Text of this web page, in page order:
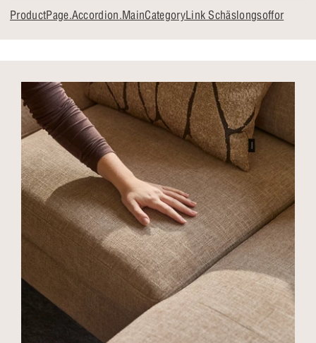
ProductPage.Accordion.MainCategoryLink Schäslongsoffor